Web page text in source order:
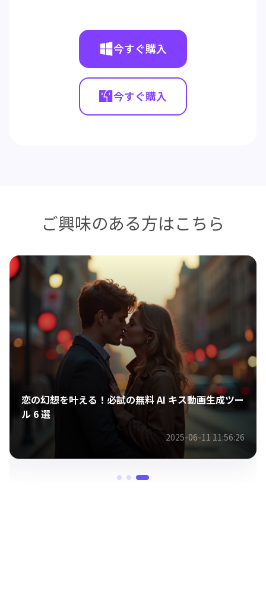
今すぐ購入
今すぐ購入
ご興味のある方はこちら
恋の幻想を叶える！必試の無料 AI キス動画生成ツー
ル 6 選
2025-06-11 11:56:26